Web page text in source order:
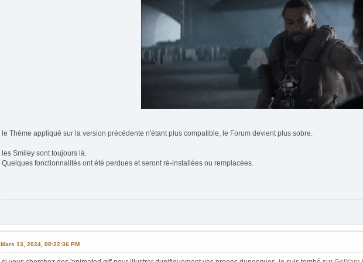
le Thème appliqué sur la version précédente n'étant plus compatible, le Forum devient plus sobre.
les Smiley sont toujours là.
Quelques fonctionnalités ont été perdues et seront ré-installées ou remplacées.
Mars 13, 2024, 08:22:36 PM